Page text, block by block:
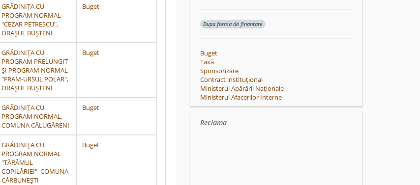
GRĂDINIȚA CU
PROGRAM NORMAL
"CEZAR PETRESCU",
ORAȘUL BUȘTENI
Buget
GRĂDINIȚA CU
PROGRAM PRELUNGIT
ȘI PROGRAM NORMAL
"FRAM-URSUL POLAR",
ORAȘUL BUȘTENI
Buget
GRĂDINIȚA CU
PROGRAM NORMAL,
COMUNA CĂLUGĂRENI
Buget
GRĂDINIȚA CU
PROGRAM NORMAL
"TĂRÂMUL
COPILĂRIEI", COMUNA
CĂRBUNEȘTI
Buget
Dupa forma de finantare
Buget
Taxă
Sponsorizare
Contract instituțional
Ministerul Apărării Naționale
Ministerul Afacerilor Interne
Reclama